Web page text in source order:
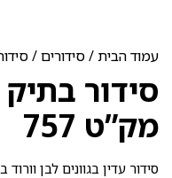
עמוד הבית /סידורים/
סידור בתיק
מק”ט 757
סידור עדין בגוונים לבן